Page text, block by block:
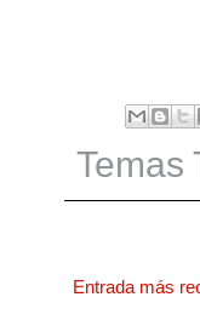
Temas
Entrada más